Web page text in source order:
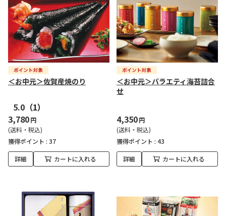
＜お中元＞佐賀産焼のり
5.0 （1）
3,780円
(送料・税込)
獲得ポイント : 37
詳細 カートに入れる
＜お中元＞バラエティ海苔詰合
せ
4,350円
(送料・税込)
獲得ポイント : 43
詳細 カートに入れる